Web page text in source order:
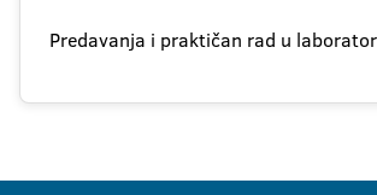
Predavanja i praktičan rad u